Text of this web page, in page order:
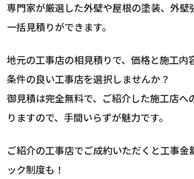
専門家が厳選した外壁や屋根の塗装、外壁
一括見積りができます。
地元の工事店の相見積りで、価格と施工内
条件の良い工事店を選択しませんか？
御見積は完全無料で、ご紹介した施工店へ
りますので、手間いらずが魅力です。
ご紹介の工事店でご成約いただくと工事
ック制度も！